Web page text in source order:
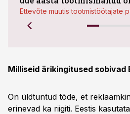
Ettevõte muutis tootmistöötajate
Milliseid ärikingitused
On üldtuntud tõde, et
erinevad ka riigiti. Eestis